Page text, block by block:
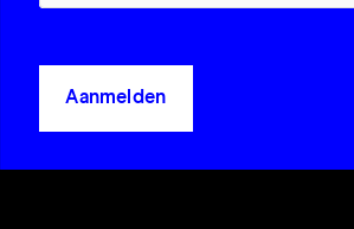
Aanmelden